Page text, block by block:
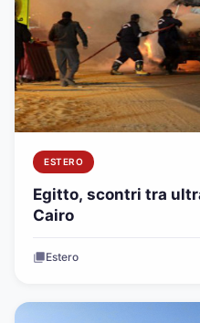
ESTERO
Egitto, scontri tra
Cairo
Estero